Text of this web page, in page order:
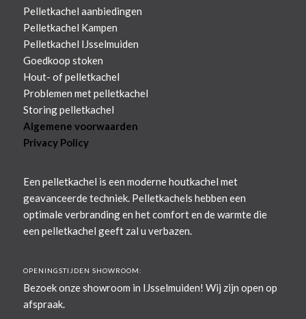
Pelletkachel aanbiedingen
Pelletkachel Kampen
Pelletkachel IJsselmuiden
Goedkoop stoken
Hout- of pelletkachel
Problemen met pelletkachel
Storing pelletkachel
Algemene voorwaarden
Privacy Policy
Een pelletkachel is een moderne houtkachel met
geavanceerde techniek. Pelletkachels hebben een
optimale verbranding en het comfort en de warmte die
een pelletkachel geeft zal u verbazen.
OPENINGSTIJDEN SHOWROOM:
Bezoek onze showroom in IJsselmuiden! Wij zijn open op
afspraak.